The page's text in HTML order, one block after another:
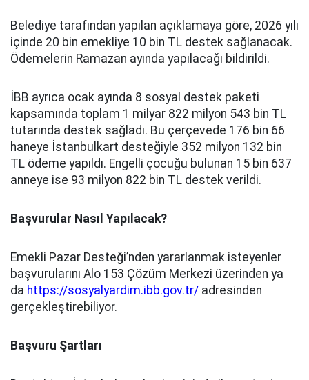
Belediye tarafından yapılan açıklamaya göre, 2026 yılı
içinde 20 bin emekliye 10 bin TL destek sağlanacak.
Ödemelerin Ramazan ayında yapılacağı bildirildi.
İBB ayrıca ocak ayında 8 sosyal destek paketi
kapsamında toplam 1 milyar 822 milyon 543 bin TL
tutarında destek sağladı. Bu çerçevede 176 bin 66
haneye İstanbulkart desteğiyle 352 milyon 132 bin
TL ödeme yapıldı. Engelli çocuğu bulunan 15 bin 637
anneye ise 93 milyon 822 bin TL destek verildi.
Başvurular Nasıl Yapılacak?
Emekli Pazar Desteği’nden yararlanmak isteyenler
başvurularını Alo 153 Çözüm Merkezi üzerinden ya
da https://sosyalyardim.ibb.gov.tr/ adresinden
gerçekleştirebiliyor.
Başvuru Şartları